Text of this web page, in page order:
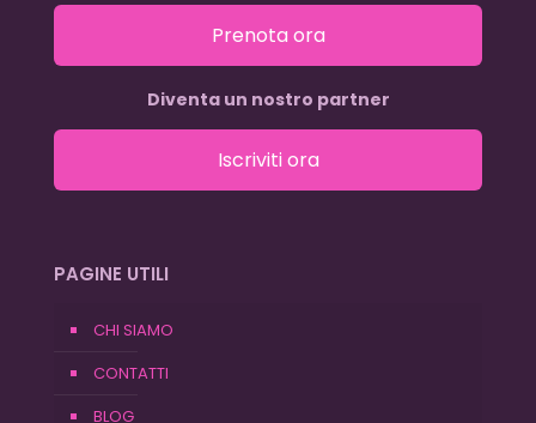
Prenota ora
Diventa un nostro partner
Iscriviti ora
PAGINE UTILI
CHI SIAMO
CONTATTI
BLOG